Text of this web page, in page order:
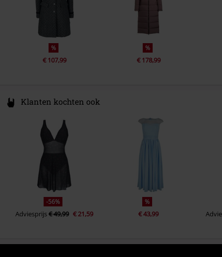
%
€ 107,99
%
€ 178,99
Klanten kochten ook
-56%
Adviesprijs€ 49,99 € 21,59
%
€ 43,99